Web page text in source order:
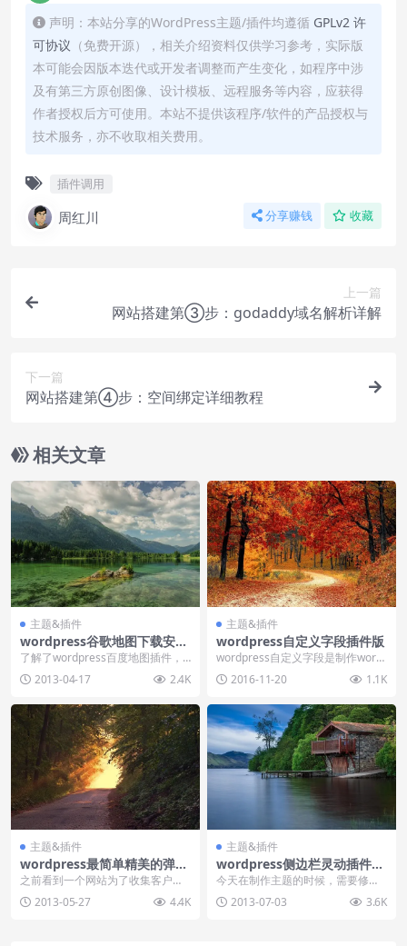
声明：本站分享的WordPress主题/插件均遵循 GPLv2 许
可协议 （免费开源），相关介绍资料仅供学习参考，实际版
本可能会因版本迭代或开发者调整而产生变化，如程序中涉
及有第三方原创图像、设计模板、远程服务等内容，应获得
作者授权后方可使用。本站不提供该程序/软件的产品授权与
技术服务，亦不收取相关费用。
插件调用
周红川 分享赚钱 收藏
上一篇
网站搭建第③步：godaddy域名解析详解
下一篇
网站搭建第④步：空间绑定详细教程
相关文章
主题&插件
wordpress谷歌地图下载安装
及使用方法详解
了解了wordpress百度地图插件，
我们还需要按需求为自己的网站安
装另一款地图...
2013-04-17 2.4K
主题&插件
wordpress自定义字段插件版
wordpress自定义字段是制作word
press模板时候会用到，例如在特定
的...2016-11-20 1.1K
主题&插件
wordpress最简单精美的弹窗
插件
之前看到一个网站为了收集客户资
料，当打开其中一个页面的时候会
出现一个弹窗效果，上...
2013-05-27 4.4K
主题&插件
wordpress侧边栏灵动插件M
O Widgets
今天在制作主题的时候，需要修改
侧边栏小工具，但是发现每次都需
要区修改侧边栏文件或...
2013-07-03 3.6K